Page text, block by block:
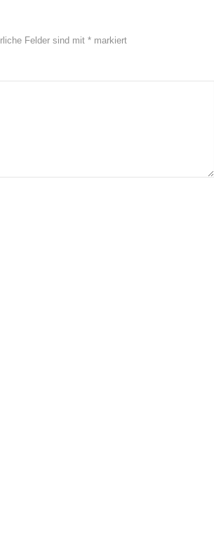
Felder sind mit * markiert